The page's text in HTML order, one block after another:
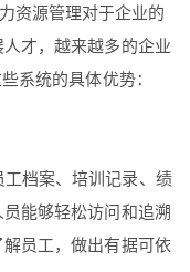
资源管理对于企业的
才，越来越多的企业
系统的具体优势：
档案、培训记录、绩
能够轻松访问和追溯
员工，做出有据可依